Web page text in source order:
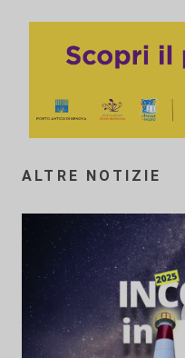
ALTRE NOTIZIE